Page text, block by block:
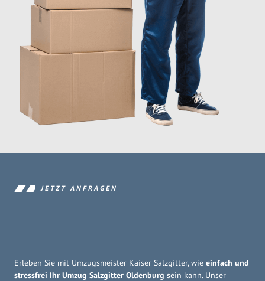
JETZT ANFRAGEN
Erleben Sie mit Umzugsmeister Kaiser Salzgitter, wie einfach und
stressfrei Ihr Umzug Salzgitter Oldenburg sein kann. Unser